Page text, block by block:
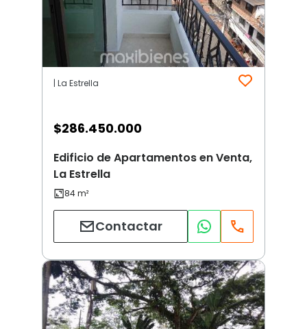
| La Estrella
$286.450.000
Edificio de Apartamentos en Venta,
La Estrella
Contactar